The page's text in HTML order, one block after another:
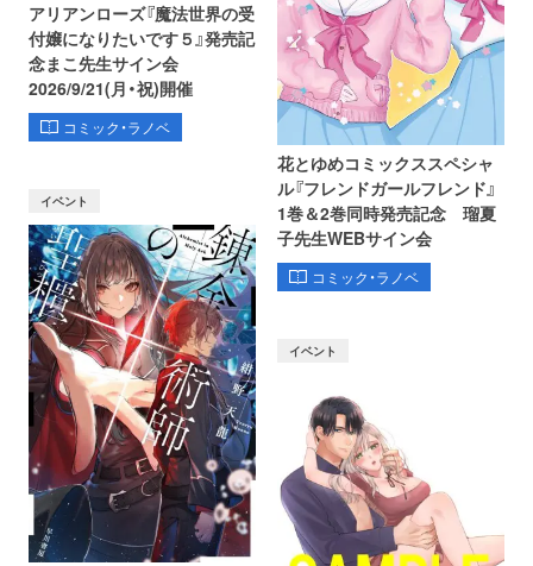
アリアンローズ『魔法世界の受
付嬢になりたいです５』発売記
念まこ先生サイン会
2026/9/21(月・祝)開催
コミック・ラノベ
花とゆめコミックススペシャ
ル『フレンドガールフレンド』
1巻＆2巻同時発売記念 瑠夏
子先生WEBサイン会
コミック・ラノベ
イベント
イベント